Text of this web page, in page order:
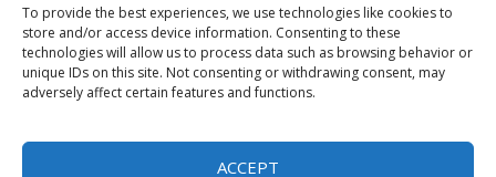
To provide the best experiences, we use technologies like cookies to
store and/or access device information. Consenting to these
technologies will allow us to process data such as browsing behavior or
unique IDs on this site. Not consenting or withdrawing consent, may
adversely affect certain features and functions.
ACCEPT
ENCUENTROS CON IVÁN URIEL T3E22: JUAN PATRICIO
RIVEROLL
Filmakersmovie 5 mayo, 2026
Copyright © Todos los derechos reservados 2026